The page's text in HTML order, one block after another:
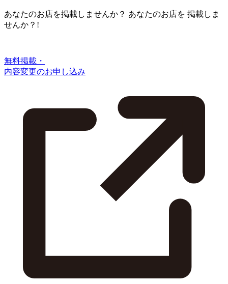
あなたのお店を掲載しませんか？ あなたのお店を 掲載しま
せんか？!
無料掲載・
内容変更のお申し込み